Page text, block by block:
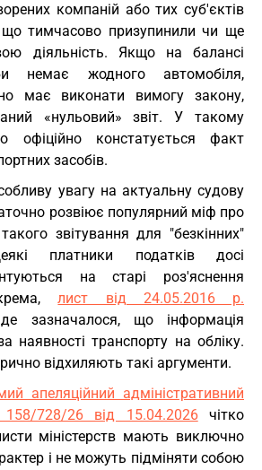
компаній або тих суб'єктів
що тимчасово призупинили чи ще
діяльність. Якщо на балансі
немає жодного автомобіля,
має виконати вимогу закону,
«нульовий» звіт. У такому
офіційно констатується факт
засобів.
увагу на актуальну судову
розвіює популярний міф про
звітування для "безкінних"
платники податків досі
на старі роз'яснення
лист від 24.05.2016 р.
зазначалося, що інформація
наявності транспорту на обліку.
відхиляють такі аргументи.
апеляційний адміністративний
728/26 від 15.04.2026чітко
міністерств мають виключно
і не можуть підміняти собою